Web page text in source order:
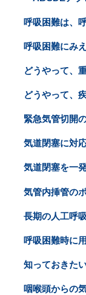
呼吸困難は、
呼吸困難にみ
どうやって、
どうやって、
緊急気管切開
気道閉塞に対
気道閉塞を一
気管内挿管の
長期の人工呼
呼吸困難時に
知っておきた
咽喉頭からの